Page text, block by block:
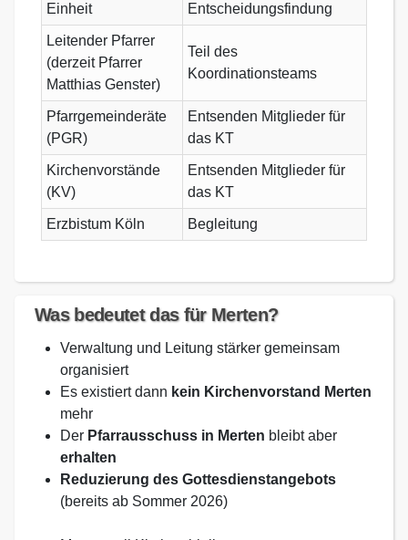
Einheit
Entscheidungsfindung
Leitender Pfarrer
(derzeit Pfarrer
Matthias Genster)
Teil des
Koordinationsteams
Pfarrgemeinderäte
(PGR)
Entsenden Mitglieder für
das KT
Kirchenvorstände
(KV)
Entsenden Mitglieder für
das KT
Erzbistum Köln Begleitung
Was bedeutet das für Merten?
Verwaltung und Leitung stärker gemeinsam
organisiert
Es existiert dann kein Kirchenvorstand Merten
mehr
Der Pfarrausschuss in Merten bleibt aber
erhalten
Reduzierung des Gottesdienstangebots
(bereits ab Sommer 2026)